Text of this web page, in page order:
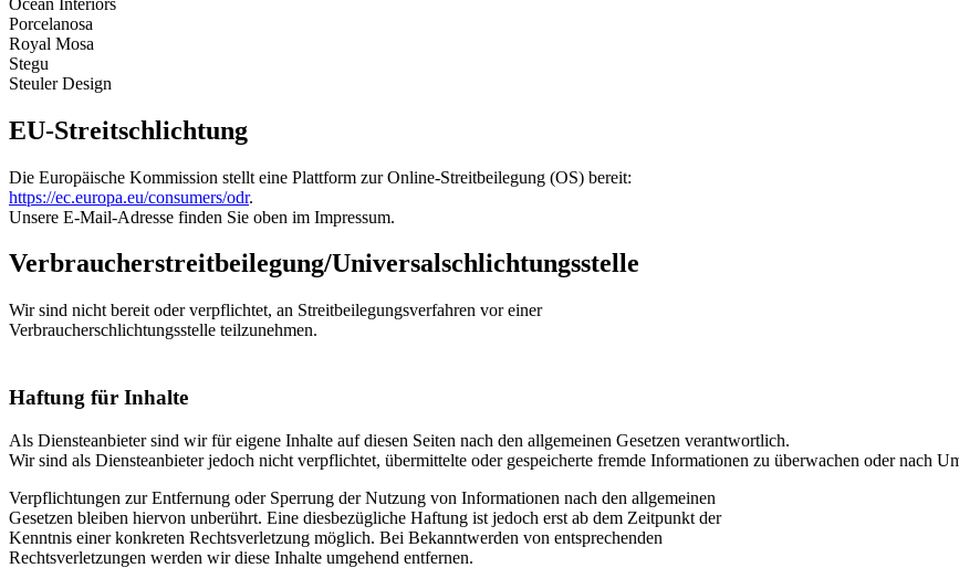
Porcelanosa
Royal Mosa
Stegu
Steuler Design
EU-Streitschlichtung
Die Europäische Kommission stellt eine Plattform zur Online-Streitbeilegung (OS) bereit:
https://ec.europa.eu/consumers/odr.
Unsere E-Mail-Adresse finden Sie oben im Impressum.
Verbraucherstreitbeilegung/Universalschlichtungsstelle
Wir sind nicht bereit oder verpflichtet, an Streitbeilegungsverfahren vor einer
Verbraucherschlichtungsstelle teilzunehmen.
Haftung für Inhalte
Als Diensteanbieter sind wir für eigene Inhalte auf diesen Seiten nach den allgemeinen Gesetzen verantwortlich.
Wir sind als Diensteanbieter jedoch nicht verpflichtet, übermittelte oder gespeicherte fremde Informationen zu überwachen oder nach
Verpflichtungen zur Entfernung oder Sperrung der Nutzung von Informationen nach den allgemeinen
Gesetzen bleiben hiervon unberührt. Eine diesbezügliche Haftung ist jedoch erst ab dem Zeitpunkt der
Kenntnis einer konkreten Rechtsverletzung möglich. Bei Bekanntwerden von entsprechenden
Rechtsverletzungen werden wir diese Inhalte umgehend entfernen.